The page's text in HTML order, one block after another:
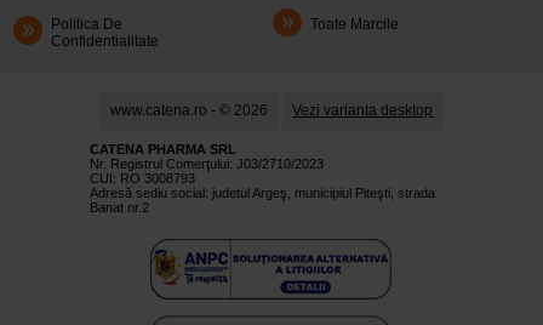
Politica De
Confidentialitate
Toate Marcile
www.catena.ro - © 2026 Vezi varianta desktop
CATENA PHARMA SRL
Nr. Registrul Comerţului: J03/2710/2023
CUI: RO 3008793
Adresă sediu social: judetul Argeş, municipiul Piteşti, strada
Banat nr.2